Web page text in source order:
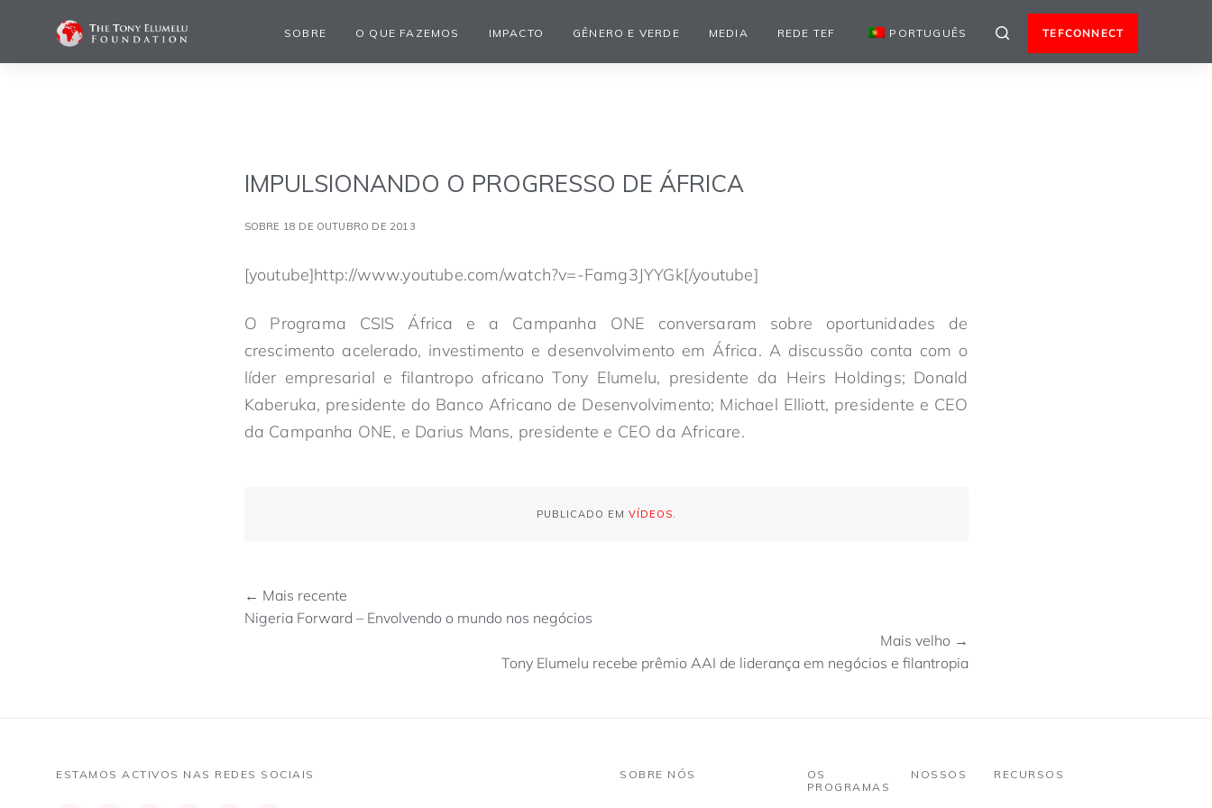
SOBRE O QUE FAZEMOS IMPACTO GÊNERO E VERDE MEDIA REDE TEF PORTUGUÊS TEFCONNECT
IMPULSIONANDO O PROGRESSO DE ÁFRICA
SOBRE 18 DE OUTUBRO DE 2013
[youtube]http://www.youtube.com/watch?v=-Famg3JYYGk[/youtube]
O Programa CSIS África e a Campanha ONE conversaram sobre oportunidades de
crescimento acelerado, investimento e desenvolvimento em África. A discussão conta com o
líder empresarial e filantropo africano Tony Elumelu, presidente da Heirs Holdings; Donald
Kaberuka, presidente do Banco Africano de Desenvolvimento; Michael Elliott, presidente e CEO
da Campanha ONE, e Darius Mans, presidente e CEO da Africare.
PUBLICADO EM VÍDEOS.
← Mais recente
Nigeria Forward – Envolvendo o mundo nos negócios
Mais velho →
Tony Elumelu recebe prêmio AAI de liderança em negócios e filantropia
ESTAMOS ACTIVOS NAS REDES SOCIAIS SOBRE NÓS
OS NOSSOS
PROGRAMAS
RECURSOS